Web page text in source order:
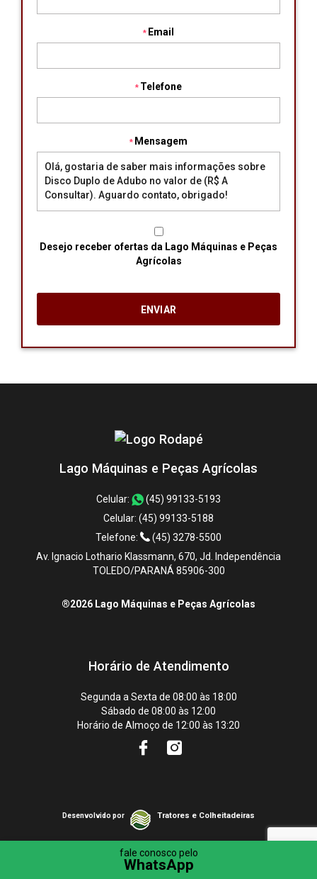
Email
Telefone
Mensagem
Desejo receber ofertas da Lago Máquinas e Peças
Agrícolas
Lago Máquinas e Peças Agrícolas
Celular:
(45) 99133-5193
Celular: (45) 99133-5188
Telefone:
(45) 3278-5500
Av. Ignacio Lothario Klassmann, 670, Jd. Independência
TOLEDO/PARANÁ 85906-300
®2026 Lago Máquinas e Peças Agrícolas
Horário de Atendimento
Segunda a Sexta de 08:00 às 18:00
Sábado de 08:00 às 12:00
Horário de Almoço de 12:00 às 13:20
fale conosco pelo
WhatsApp
Desenvolvido por Tratores e Colheitadeiras